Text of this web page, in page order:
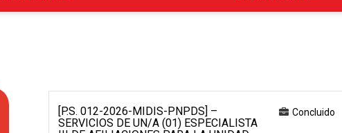
[P.S. 012-2026-MIDIS-PNPDS] –
SERVICIOS DE UN/A (01) ESPECIALISTA
Concluido